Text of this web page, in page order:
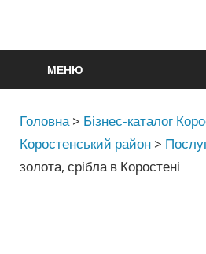
МЕНЮ
Головна > Бізнес-каталог
Коростенський район >
золота, срібла в Коростені